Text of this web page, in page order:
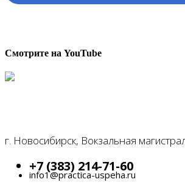
Смотрите на YouTube
г. Новосибирск, Вокзальная
+7 (383) 214-71-60
info1@practica-uspeha.ru